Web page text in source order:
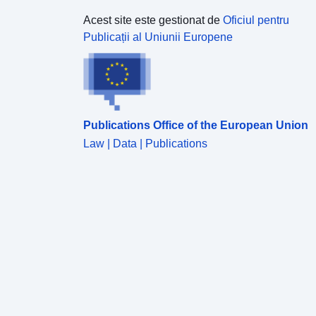
Acest site este gestionat de Oficiul pentru
Publicații al Uniunii Europene
Publications Office of the European Union
Law | Data | Publications